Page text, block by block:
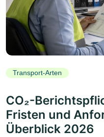
Transport-Arten
CO₂-
Fristen und
Überblick 2026